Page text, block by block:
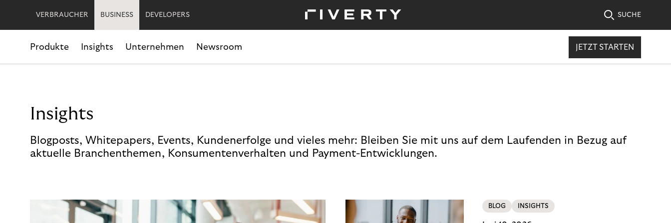
VERBRAUCHER BUSINESS DEVELOPERS SUCHE
Produkte Insights Unternehmen Newsroom JETZT STARTEN
Insights
Blogposts, Whitepapers, Events, Kundenerfolge und vieles mehr: Bleiben Sie mit uns auf dem Laufenden in Bezug auf
aktuelle Branchenthemen, Konsumentenverhalten und Payment-Entwicklungen.
BLOG INSIGHTS